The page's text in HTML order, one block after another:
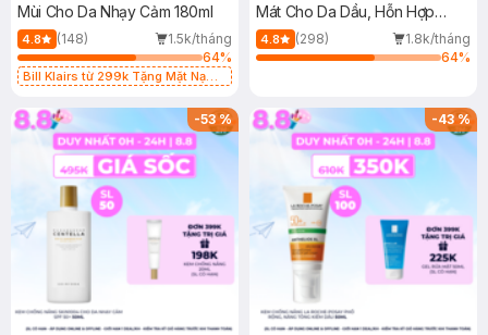
Mùi Cho Da Nhạy Cảm 180ml
4.8 (148)
1.5k/tháng
64%
Bill Klairs từ 299k Tặng Mặt Nạ
25ml (SL Có Hạn)
Mát Cho Da Dầu, Hỗn Hợp
400ml
4.8 (298)
1.8k/tháng
64%
-53% -43%